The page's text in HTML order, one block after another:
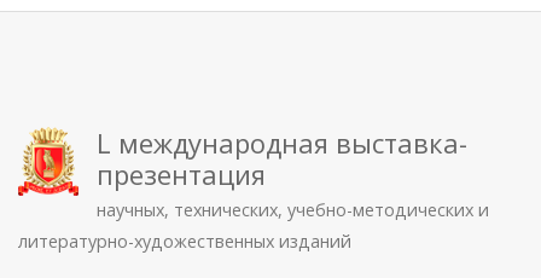
L международная выставка-
презентация
научных, технических, учебно-методических и
литературно-художественных изданий